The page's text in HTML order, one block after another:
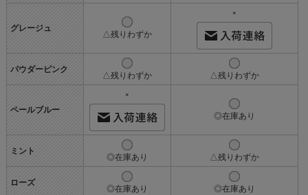
グレージュ
△残りわずか
×
パウダーピンク
△残りわずか △残りわずか
ペールブルー
×
◎在庫あり
ミント
◎在庫あり △残りわずか
ローズ
◎在庫あり ◎在庫あり